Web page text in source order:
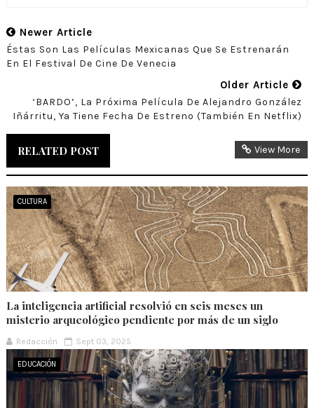
Newer Article
Éstas Son Las Películas Mexicanas Que Se Estrenarán
En El Festival De Cine De Venecia
Older Article
‘BARDO’, La Próxima Película De Alejandro González
Iñárritu, Ya Tiene Fecha De Estreno (también En Netflix)
RELATED POST View More
CULTURA
La inteligencia artificial resolvió en seis meses un
misterio arqueológico pendiente por más de un siglo
Redacción Sept 03, 2025
EDUCACIÓN